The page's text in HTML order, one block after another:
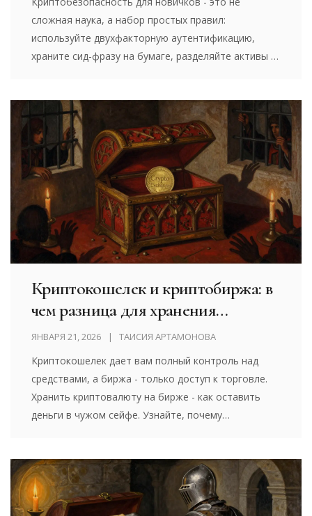
сложная наука, а набор простых правил:
используйте двухфакторную аутентификацию,
храните сид-фразу на бумаге, разделяйте активы и
средства.
Криптокошелек и криптобиржа: в
чем разница для хранения
криптовалют
ЯНВАРЯ 21, 2026 ТАИСИЯ АРТАМОНОВА
Криптокошелек дает вам полный контроль над
средствами, а биржа - только доступ к торговле.
Хранить криптовалюту на бирже - как оставить
деньги в чужом сейфе. Узнайте, почему